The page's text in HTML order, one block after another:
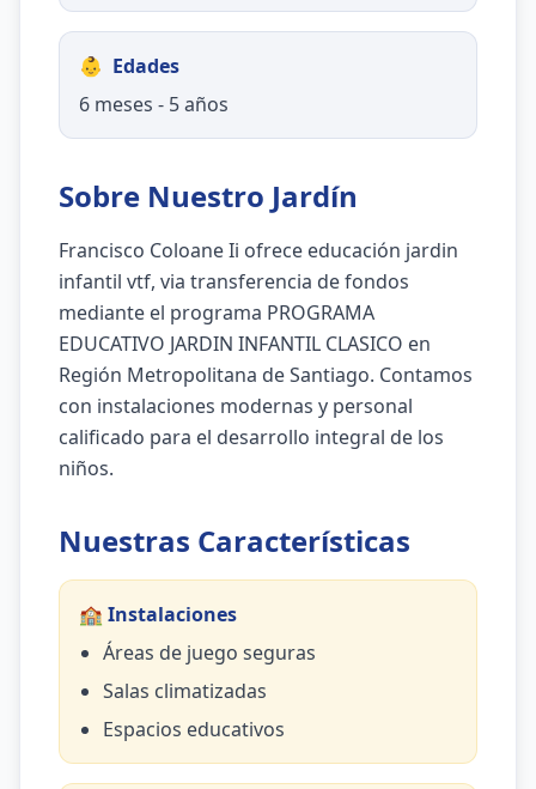
👶 Edades
6 meses - 5 años
Sobre Nuestro Jardín
Francisco Coloane Ii ofrece educación jardin
infantil vtf, via transferencia de fondos
mediante el programa PROGRAMA
EDUCATIVO JARDIN INFANTIL CLASICO en
Región Metropolitana de Santiago. Contamos
con instalaciones modernas y personal
calificado para el desarrollo integral de los
niños.
Nuestras Características
🏫 Instalaciones
Áreas de juego seguras
Salas climatizadas
Espacios educativos